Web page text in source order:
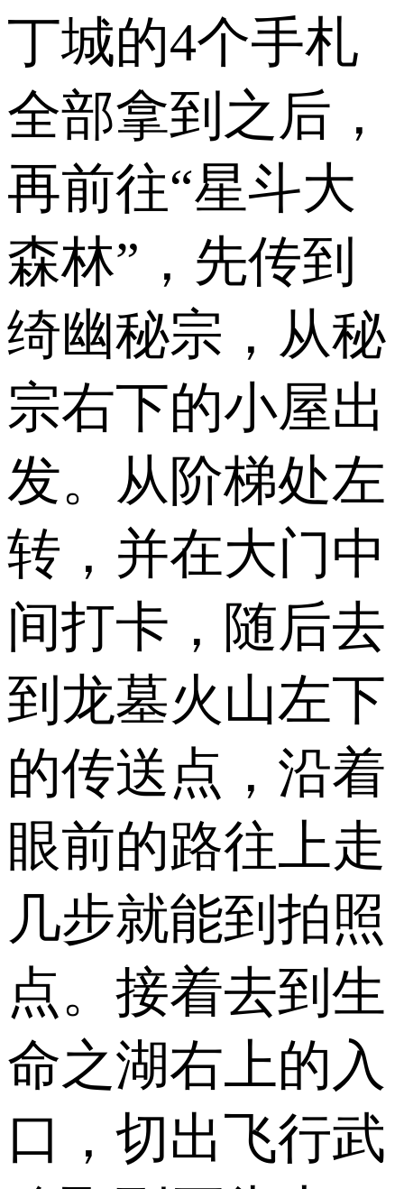
丁城的4个手札
全部拿到之后，
再前往“星斗大
森林”，先传到
绮幽秘宗，从秘
宗右下的小屋出
发。从阶梯处左
转，并在大门中
间打卡，随后去
到龙墓火山左下
的传送点，沿着
眼前的路往上走
几步就能到拍照
点。接着去到生
命之湖右上的入
口，切出飞行武